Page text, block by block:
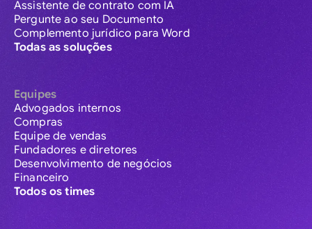
Assistente de contrato com IA
Pergunte ao seu Documento
Complemento jurídico para Word
Todas as soluções
Equipes
Advogados internos
Compras
Equipe de vendas
Fundadores e diretores
Desenvolvimento de negócios
Financeiro
Todos os times